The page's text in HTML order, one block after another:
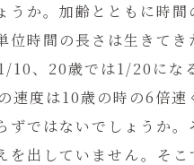
か。加齢とともに時間
時間の長さは生きて
、20歳では1/20にな
速度は10歳の時の6倍
ずではないでしょうか
出していません。そ